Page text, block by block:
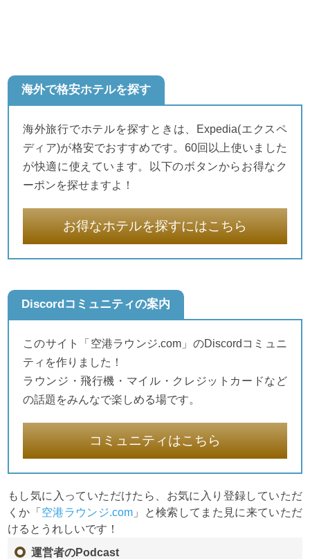
海外で格安ホテルを探す
海外旅行でホテルを探すときは、Expedia(エクスペ
ディア)が格安でおすすめです。60回以上使いました
が快適に使えています。以下のボタンからお得なク
ーポンを探せますよ！
お得なホテルを探すにはこちら
Discordコミュニティの案内
このサイト「空港ラウンジ.com」のDiscordコミュニ
ティを作りました！
ラウンジ・飛行機・マイル・クレジットカードなど
の話題をみんなで楽しめる場です。
コミュニティはこちら
もし気に入っていただけたら、お気に入り登録していただ
くか「 空港ラウンジ.com 」と検索してまた見に来ていただ
けるとうれしいです！
運営者のPodcast